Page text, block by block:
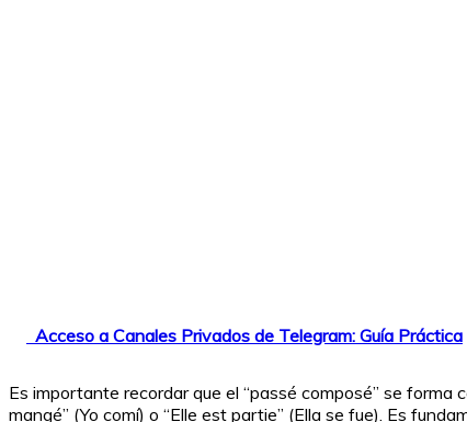
Acceso a Canales Privados de Telegram: Guía Práctica
Es importante recordar que el “passé composé” se forma
mangé” (Yo comí) o “Elle est partie” (Ella se fue). Es